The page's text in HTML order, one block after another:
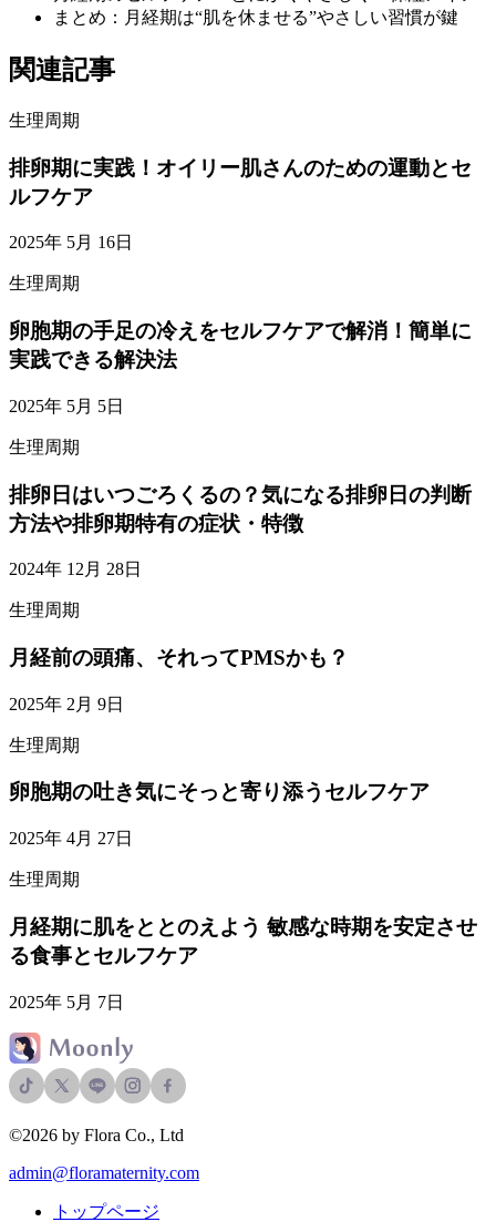
まとめ：月経期は“肌を休ませる”やさしい習慣が鍵
関連記事
生理周期
排卵期に実践！オイリー肌さんのための運動とセ
ルフケア
2025年 5月 16日
生理周期
卵胞期の手足の冷えをセルフケアで解消！簡単に
実践できる解決法
2025年 5月 5日
生理周期
排卵日はいつごろくるの？気になる排卵日の判断
方法や排卵期特有の症状・特徴
2024年 12月 28日
生理周期
月経前の頭痛、それってPMSかも？
2025年 2月 9日
生理周期
卵胞期の吐き気にそっと寄り添うセルフケア
2025年 4月 27日
生理周期
月経期に肌をととのえよう 敏感な時期を安定させ
る食事とセルフケア
2025年 5月 7日
©2026 by Flora Co., Ltd
admin@floramaternity.com
トップページ